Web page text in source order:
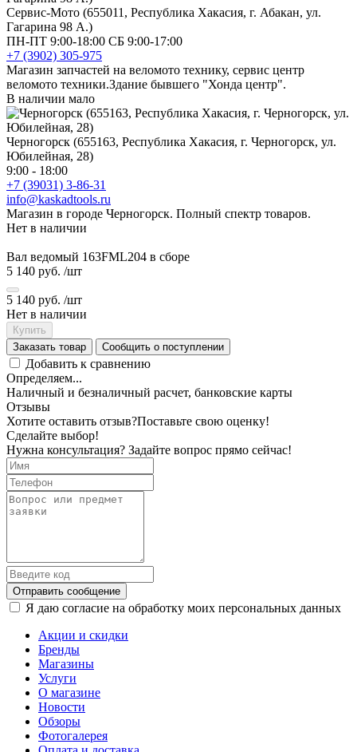
Сервис-Мото (655011, Республика Хакасия, г. Абакан, ул.
Гагарина 98 А.)
ПН-ПТ 9:00-18:00 СБ 9:00-17:00
+7 (3902) 305-975
Магазин запчастей на веломото технику, сервис центр
веломото техники.Здание бывшего "Хонда центр".
В наличии мало
Черногорск (655163, Республика Хакасия, г. Черногорск, ул.
Юбилейная, 28)
9:00 - 18:00
+7 (39031) 3-86-31
info@kaskadtools.ru
Магазин в городе Черногорск. Полный спектр товаров.
Нет в наличии
Вал ведомый 163FML204 в сборе
5 140 руб. /шт
5 140 руб. /шт
Нет в наличии
Купить
Заказать товар
Сообщить о поступлении
Добавить к сравнению
Определяем...
Наличный и безналичный расчет, банковские карты
Отзывы
Хотите оставить отзыв?Поставьте свою оценку!
Сделайте выбор!
Нужна консультация? Задайте вопрос прямо сейчас!
Отправить сообщение
Я даю согласие на обработку моих персональных данных
Акции и скидки
Бренды
Магазины
Услуги
О магазине
Новости
Обзоры
Фотогалерея